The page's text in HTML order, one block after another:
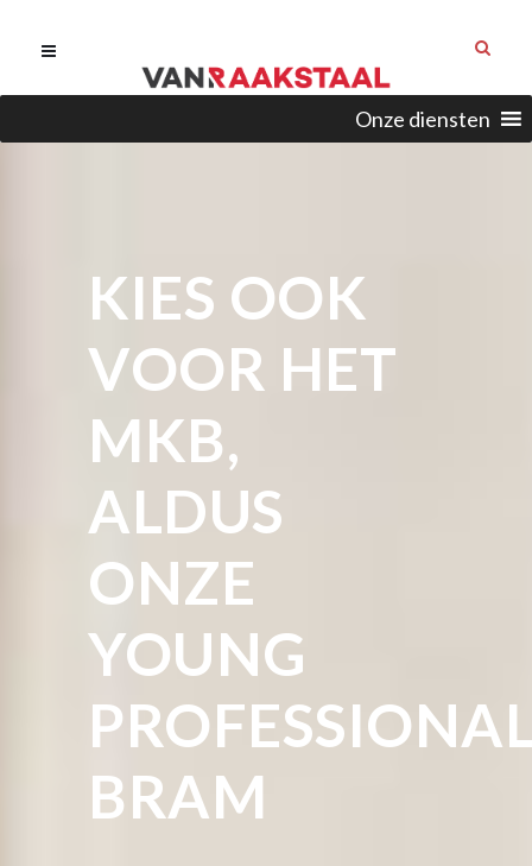
Onze diensten
KIES OOK
VOOR HET
MKB,
ALDUS
ONZE
YOUNG
BRAM